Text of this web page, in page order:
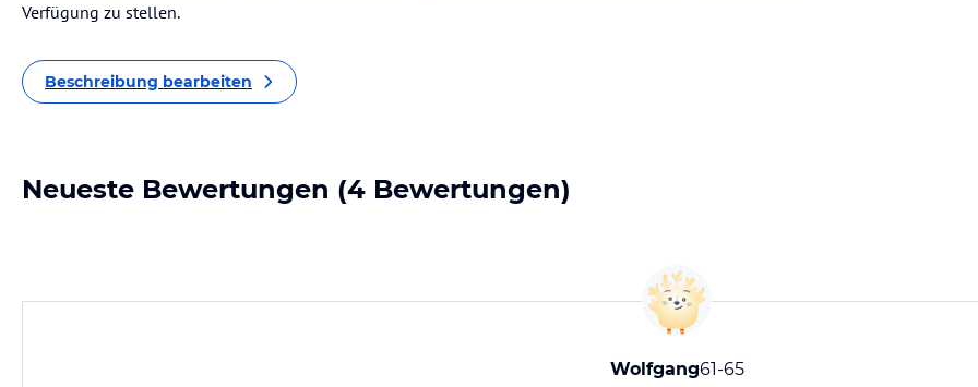
Verfügung zu stellen.
Beschreibung bearbeiten
Neueste Bewertungen (4 Bewertungen)
Wolfgang61-65